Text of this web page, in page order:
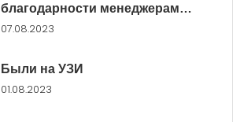
благодарности менеджерам
Major...
07.08.2023
Были на УЗИ
01.08.2023